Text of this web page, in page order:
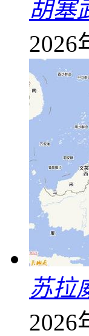
胡塞
2026
苏拉
2026